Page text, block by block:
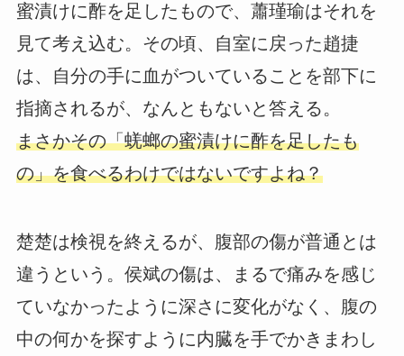
蜜漬けに酢を足したもので、蕭瑾瑜はそれを
見て考え込む。その頃、自室に戻った趙捷
は、自分の手に血がついていることを部下に
指摘されるが、なんともないと答える。
まさかその「蜣螂の蜜漬けに酢を足したも
の」を食べるわけではないですよね？
楚楚は検視を終えるが、腹部の傷が普通とは
違うという。侯斌の傷は、まるで痛みを感じ
ていなかったように深さに変化がなく、腹の
中の何かを探すように内臓を手でかきまわし